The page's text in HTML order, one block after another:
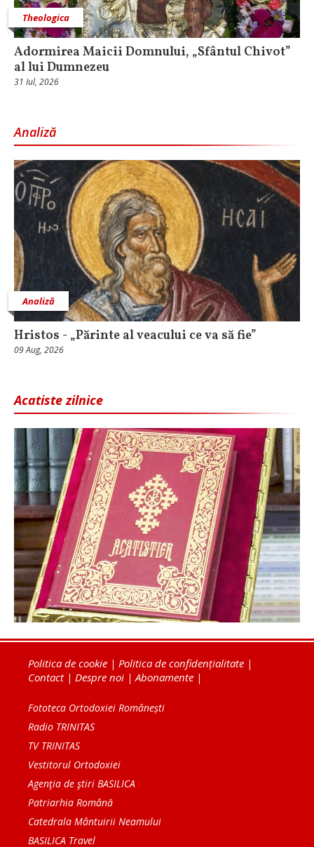
Theologica
Adormirea Maicii Domnului, „Sfântul Chivot”
al lui Dumnezeu
31 Iul, 2026
Analiză
Analiză
Hristos - „Părinte al veacului ce va să fie”
09 Aug, 2026
Acatiste zilnice
Politica de cookie | Politica de confidențialitate |
Contact| Despre noi | Abonamente |
Fototeca Ortodoxiei Românești
Radio TRINITAS
TV TRINITAS
Vestitorul Ortodoxiei
Agenţia de ştiri BASILICA
Patriarhia Română
Catedrala Mântuirii Neamului
BASILICA Travel